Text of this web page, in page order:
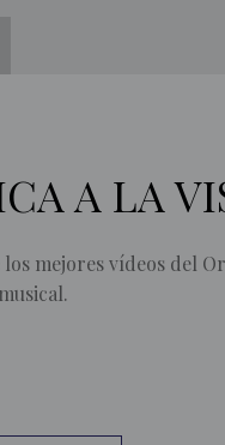
A LA
mejores vídeos del